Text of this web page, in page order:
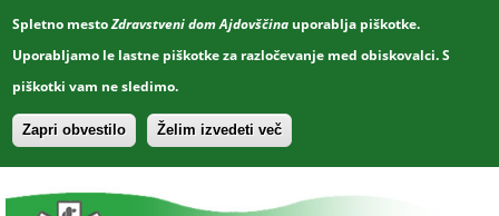
Spletno mestoZdravstveni dom Ajdovščina uporablja piškotke.
Uporabljamo le lastne piškotke za razločevanje med obiskovalci. S
piškotki vam ne sledimo.
Zapri obvestilo Želim izvedeti več